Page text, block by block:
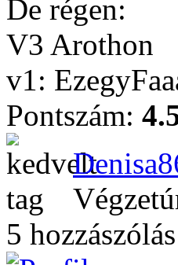
De régen:
V3 Arothon
v1:
Pontszám:
5 hozzászólás